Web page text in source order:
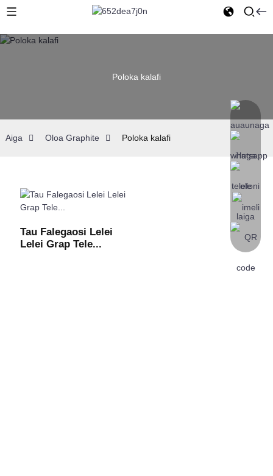
Poloka kalafi
Aiga Oloa Graphite Poloka kalafi
Tau Falegaosi Lelei
Lelei Grap Tele...